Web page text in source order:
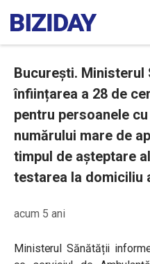
București. Ministerul
înființarea a 28 de
pentru persoanele
numărului mare de
timpul de așteptare
testarea la domiciliu
acum 5 ani
Ministerul Sănătății